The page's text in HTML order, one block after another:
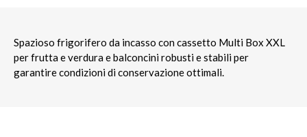
Spazioso frigorifero da incasso con cassetto Multi Box XXL
per frutta e verdura e balconcini robusti e stabili per
garantire condizioni di conservazione ottimali.